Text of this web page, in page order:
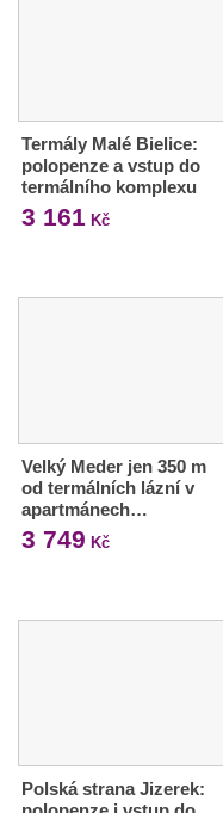
Termály Malé Bielice:
polopenze a vstup do
termálního komplexu
3 161 Kč
Velký Meder jen 350 m
od termálních lázní v
apartmánech…
3 749 Kč
Polská strana Jizerek: